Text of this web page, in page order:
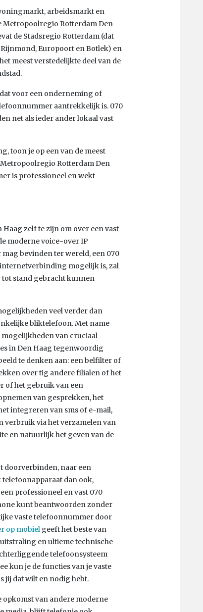
arbeidsmarkt en
Metropoolregio Rotterdam Den
de Stadsregio Rotterdam (dat
Europoort en Botlek) en
meest verstedelijkte deel van de
voor een onderneming of
aantrekkelijk is. 070
net als ieder ander lokaal vast
toon je op een van de meest
Rotterdam Den
is professioneel en wekt
zelf te zijn om over een vast
moderne voice-over IP
bevinden ter wereld, een 070
mogelijk is, zal
stand gebracht kunnen
veel verder dan
bliktelefoon. Met name
van cruciaal
in Den Haag tegenwoordig
te denken aan: een belfilter of
over tig andere filialen of het
of het gebruik van een
van gesprekken, het
integreren van sms of e-mail,
verbruik via het verzamelen van
en natuurlijk het geven van de
doorverbinden, naar een
dan ook,
professioneel en vast 070
kunt beantwoorden zonder
vaste telefoonnummer door
op mobiel geeft het beste van
en ultieme technische
telefoonsysteem
kun je de functies van je vaste
jij dat wilt en nodig hebt.
opkomst van andere moderne